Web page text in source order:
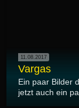
11.08.2017
Vargas
Ein paar Bilder
jetzt auch ein